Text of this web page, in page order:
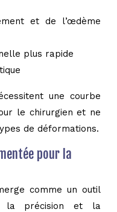
et de l’œdème
plus rapide
une courbe
le chirurgien et ne
de déformations.
pour la
comme un outil
la précision et la